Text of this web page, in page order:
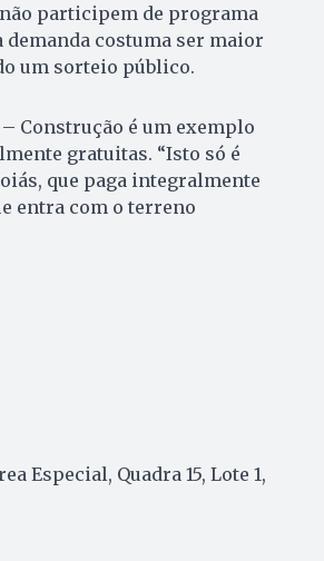
participem de programa
costuma ser maior
um sorteio público.
Construção é um exemplo
gratuitas. “Isto só é
que paga integralmente
entra com o terreno
Especial, Quadra 15, Lote 1,